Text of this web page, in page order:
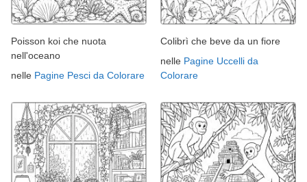
Poisson koi che nuota
nell'oceano
nelle Pagine Pesci da Colorare
Colibrì che beve da un fiore
nelle Pagine Uccelli da
Colorare